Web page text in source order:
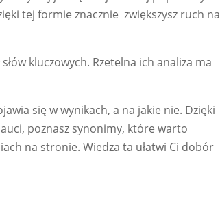
tej formie znacznie zwiększysz ruch na
kluczowych. Rzetelna ich analiza ma
się w wynikach, a na jakie nie. Dzięki
poznasz synonimy, które warto
na stronie. Wiedza ta ułatwi Ci dobór